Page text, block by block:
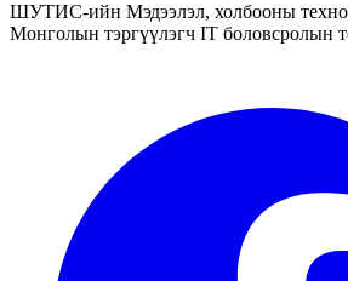
ШУТИС-ийн Мэдээлэл, холбооны
Монголын тэргүүлэгч IT боловсролын